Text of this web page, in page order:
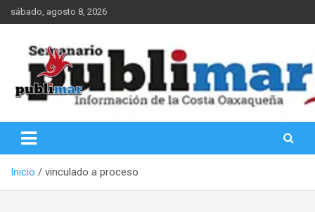
Saltar
al
sábado, agosto 8, 2026
PubliMar
Inicio vinculado a proceso